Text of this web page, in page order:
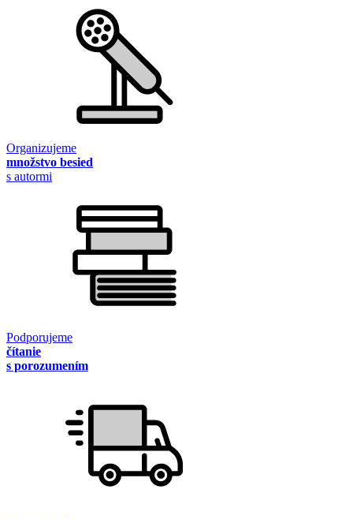
Organizujeme
množstvo besied
s autormi
Podporujeme
čítanie
s porozumením